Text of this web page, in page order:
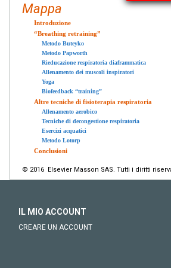
Mappa
Introduzione
“Breathing retraining”
Metodo Buteyko
Metodo Papworth
Rieducazione respiratoria diaframmatica
Allenamento dei muscoli inspiratori
Yoga
Biofeedback “training”
Altre tecniche di fisioterapia respiratoria
Allenamento aerobico
Tecniche di decongestione respiratoria
Esercizi acquatici
Metodo Lotorp
Conclusioni
© 2016 Elsevier Masson SAS. Tutti i diritti
IL MIO ACCOUNT
CREARE UN ACCOUNT